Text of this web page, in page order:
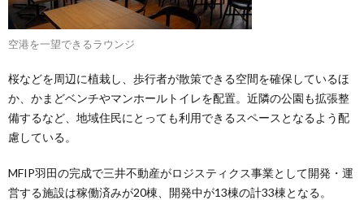
空港を一望できるラウンジ
桜などを周辺に植栽し、歩行者が散策できる空間を確保しているほ
か、かまどベンチやマンホールトイレを配置。近隣の公園も拡張整
備するなど、地域住民にとっても利用できるスペースとなるよう配
慮している。
MFIP羽田の完成で三井不動産がロジスティクス事業として開発・運
営する施設は稼働済みが20棟、開発中が13棟の計33棟となる。